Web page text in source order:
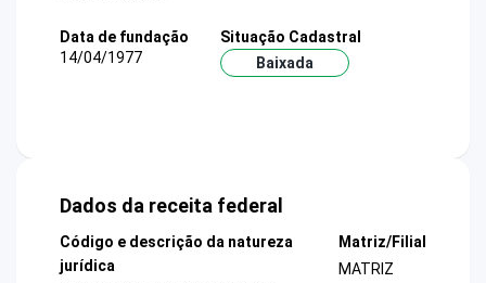
Data de fundação
14/04/1977
Situação Cadastral
Baixada
Dados da receita federal
Código e descrição da natureza
jurídica
Matriz/Filial
MATRIZ